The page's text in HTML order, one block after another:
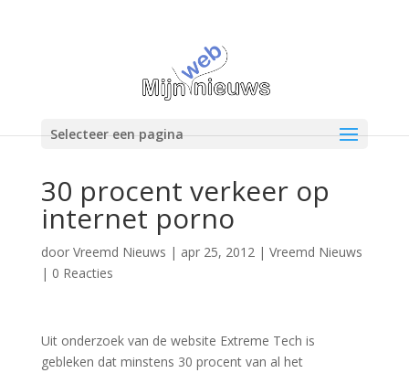
Selecteer een pagina
30 procent verkeer op
internet porno
door Vreemd Nieuws | apr 25, 2012| Vreemd Nieuws
| 0 Reacties
Uit onderzoek van de website Extreme Tech is
gebleken dat minstens 30 procent van al het